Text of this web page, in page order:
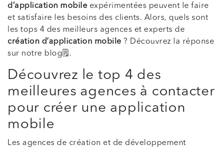
d’application mobile expérimentées peuvent le faire
et satisfaire les besoins des clients. Alors, quels sont
les tops 4 des meilleurs agences et experts de
création d’application mobile ? Découvrez la réponse
sur notre blog🗒️.
Découvrez le top 4 des
meilleures agences à contacter
pour créer une application
mobile
Les agences de création et de développement